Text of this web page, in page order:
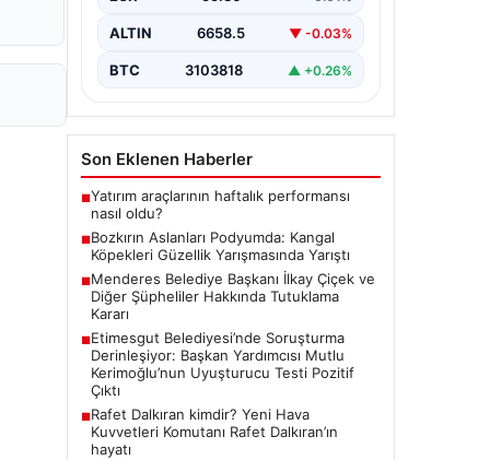
edilen "Kangal Çoban Köpekleri ve
Standartları…
ALTIN 6658.5 ▼ -0.03%
BTC 3103818 ▲ +0.26%
Son Eklenen Haberler
■Yatırım araçlarının haftalık performansı
nasıl oldu?
■Bozkırın Aslanları Podyumda: Kangal
Köpekleri Güzellik Yarışmasında Yarıştı
■Menderes Belediye Başkanı İlkay Çiçek ve
Diğer Şüpheliler Hakkında Tutuklama
Kararı
■Etimesgut Belediyesi’nde Soruşturma
Derinleşiyor: Başkan Yardımcısı Mutlu
Kerimoğlu’nun Uyuşturucu Testi Pozitif
Çıktı
■Rafet Dalkıran kimdir? Yeni Hava
Kuvvetleri Komutanı Rafet Dalkıran’ın
hayatı